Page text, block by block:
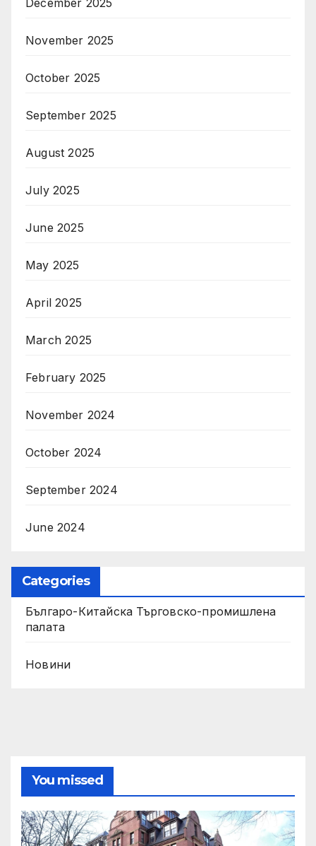
December 2025
November 2025
October 2025
September 2025
August 2025
July 2025
June 2025
May 2025
April 2025
March 2025
February 2025
November 2024
October 2024
September 2024
June 2024
Categories
Българо-Китайска Търговско-промишлена
палaта
Новини
You missed